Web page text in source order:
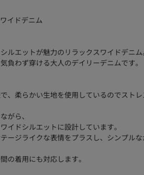
イドデニム
ルエットが魅力のリラックスワイドデニム
負わず穿ける大人のデイリーデニムです。
、柔らかい生地を使用しているのでスト
がら、
イドシルエットに設計しています。
ージライクな表情をプラスし、シンプル
の着用にも対応します。